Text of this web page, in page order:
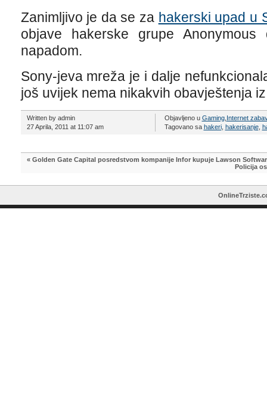
Zanimljivo je da se za hakerski upad u
objave hakerske grupe
napadom.
Sony-jeva mreža je i dalje
još uvijek nema nikakvih obavještenja
Written by admin
27 Aprila, 2011 at 11:07 am
Objavljeno u Gaming, Internet
Tagovano sa hakeri, hakerisanje,
« Golden Gate Capital posredstvom kompanije Infor kupuje Lawson
Policija